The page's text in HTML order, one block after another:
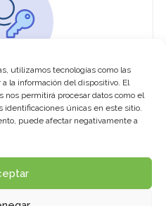
utilizamos tecnologías como las
la información del dispositivo. El
permitirá procesar datos como el
identificaciones únicas en este sitio.
puede afectar negativamente a
in to access this
for registered
to login